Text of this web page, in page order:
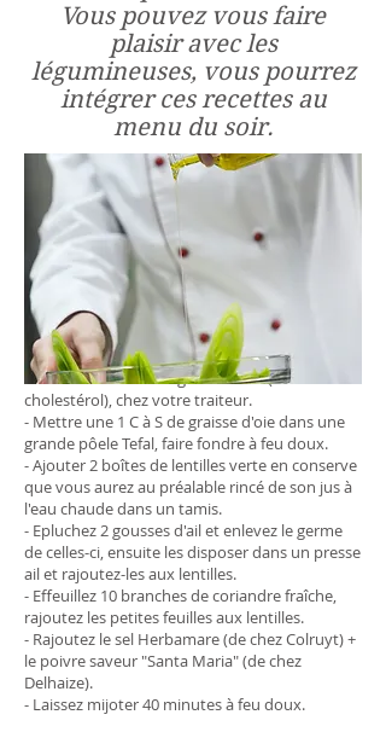
Vous pouvez vous faire
plaisir avec les
légumineuses, vous pourrez
intégrer ces recettes au
menu du soir.
Lentilles à la "Périgourdine"
pour 2 personnes (pour le midi & le soir)
- Procurez-vous de la graisse d'oie (bon
cholestérol), chez votre traiteur.
- Mettre une 1 C à S de graisse d'oie dans une
grande pôele Tefal, faire fondre à feu doux.
- Ajouter 2 boîtes de lentilles verte en conserve
que vous aurez au préalable rincé de son jus à
l'eau chaude dans un tamis.
- Epluchez 2 gousses d'ail et enlevez le germe
de celles-ci, ensuite les disposer dans un presse
ail et rajoutez-les aux lentilles.
- Effeuillez 10 branches de coriandre fraîche,
rajoutez les petites feuilles aux lentilles.
- Rajoutez le sel Herbamare (de chez Colruyt) +
le poivre saveur "Santa Maria" (de chez
Delhaize).
- Laissez mijoter 40 minutes à feu doux.